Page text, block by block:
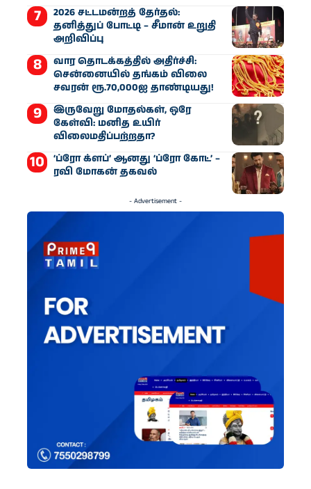
2026 சட்டமன்றத் தேர்தல்:
தனித்துப் போட்டி – சீமான் உறுதி
அறிவிப்பு
வார தொடக்கத்தில் அதிர்ச்சி:
சென்னையில் தங்கம் விலை
சவரன் ரூ.70,000ஐ தாண்டியது!
இருவேறு மோதல்கள், ஒரே
கேள்வி: மனித உயிர்
விலைமதிப்பற்றதா?
‘ப்ரோ க்ளப்’ ஆனது ‘ப்ரோ கோட்’ –
ரவி மோகன் தகவல்
- Advertisement -